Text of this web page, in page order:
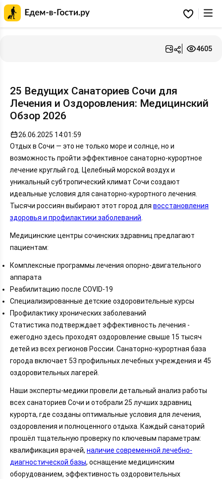
Избранное
4605
25 Ведущих Санаториев Сочи для
Лечения и Оздоровления: Медицинский
Обзор 2026
26.06.2025 14:01:59
Отдых в Сочи — это не только море и солнце, но и
возможность пройти эффективное санаторно-курортное
лечение круглый год. Целебный морской воздух и
уникальный субтропический климат Сочи создают
идеальные условия для санаторно-курортного лечения.
Тысячи россиян выбирают этот город для восстановления
здоровья и профилактики заболеваний
Медицинские центры сочинских здравниц предлагают
пациентам:
Комплексные программы лечения опорно-двигательного
аппарата
Реабилитацию после COVID-19
Специализированные детские оздоровительные курсы
Профилактику хронических заболеваний
Статистика подтверждает эффективность лечения -
ежегодно здесь проходят оздоровление свыше 15 тысяч
детей из всех регионов России. Санаторно-курортная база
города включает 53 профильных лечебных учреждения и 45
оздоровительных лагерей.
Наши эксперты-медики провели детальный анализ работы
всех санаториев Сочи и отобрали 25 лучших здравниц
курорта, где созданы оптимальные условия для лечения,
оздоровления и полноценного отдыха. Каждый санаторий
прошёл тщательную проверку по ключевым параметрам:
квалификация врачей, наличие современной лечебно-
диагностической базы, оснащение медицинским
оборудованием, эффективность оздоровительных